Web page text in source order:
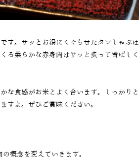
す。サッとお湯にくぐらせたタンしゃぶは
る柔らかな赤身肉はサッと炙って香ばしく
な食感がお米とよく合います。しっかりと
すよ。ぜひご賞味ください。
概念を変えていきます。